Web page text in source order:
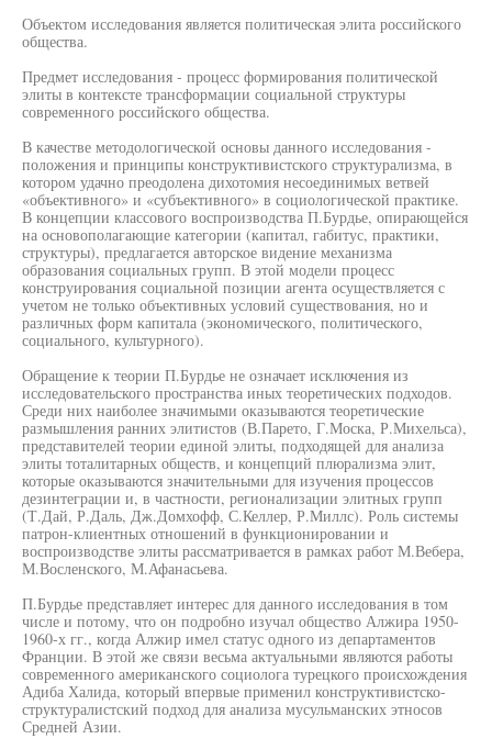
Объектом исследования является политическая элита российского
общества.
Предмет исследования - процесс формирования политической
элиты в контексте трансформации социальной структуры
современного российского общества.
В качестве методологической основы данного исследования -
положения и принципы конструктивистского структурализма, в
котором удачно преодолена дихотомия несоединимых ветвей
«объективного» и «субъективного» в социологической практике.
В концепции классового воспроизводства П.Бурдье, опирающейся
на основополагающие категории (капитал, габитус, практики,
структуры), предлагается авторское видение механизма
образования социальных групп. В этой модели процесс
конструирования социальной позиции агента осуществляется с
учетом не только объективных условий существования, но и
различных форм капитала (экономического, политического,
социального, культурного).
Обращение к теории П.Бурдье не означает исключения из
исследовательского пространства иных теоретических подходов.
Среди них наиболее значимыми оказываются теоретические
размышления ранних элитистов (В.Парето, Г.Моска, Р.Михельса),
представителей теории единой элиты, подходящей для анализа
элиты тоталитарных обществ, и концепций плюрализма элит,
которые оказываются значительными для изучения процессов
дезинтеграции и, в частности, регионализации элитных групп
(Т.Дай, Р.Даль, Дж.Домхофф, С.Келлер, Р.Миллс). Роль системы
патрон-клиентных отношений в функционировании и
воспроизводстве элиты рассматривается в рамках работ М.Вебера,
М.Восленского, М.Афанасьева.
П.Бурдье представляет интерес для данного исследования в том
числе и потому, что он подробно изучал общество Алжира 1950-
1960-х гг., когда Алжир имел статус одного из департаментов
Франции. В этой же связи весьма актуальными являются работы
современного американского социолога турецкого происхождения
Адиба Халида, который впервые применил конструктивистско-
структуралистский подход для анализа мусульманских этносов
Средней Азии.